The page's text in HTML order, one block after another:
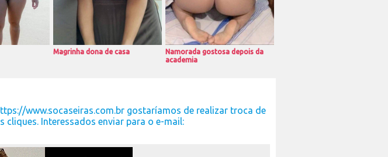
Magrinha dona de casa
Namorada gostosa depois da
academia
www.socaseiras.com.br gostaríamos de realizar troca de
Interessados enviar para o e-mail: